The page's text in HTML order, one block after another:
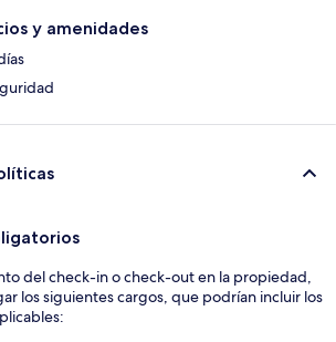
y amenidades
del check-in o check-out en la propiedad,
los siguientes cargos, que podrían incluir los